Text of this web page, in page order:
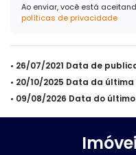
Ao enviar, você está
políticas de privacidade
• 26/07/2021 Data de
• 20/10/2025 Data da
• 09/08/2026 Data do